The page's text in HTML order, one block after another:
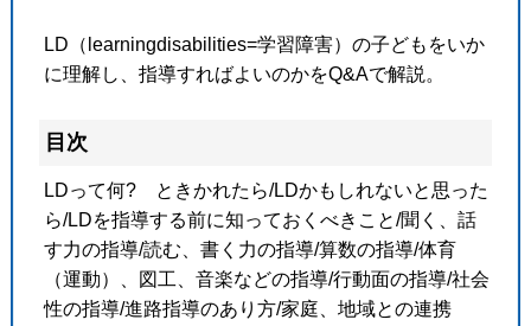
LD（learningdisabilities=学習障害）の子どもをいか
に理解し、指導すればよいのかをQ&Aで解説。
目次
LDって何? ときかれたら/LDかもしれないと思った
ら/LDを指導する前に知っておくべきこと/聞く、話
す力の指導/読む、書く力の指導/算数の指導/体育
（運動）、図工、音楽などの指導/行動面の指導/社会
性の指導/進路指導のあり方/家庭、地域との連携